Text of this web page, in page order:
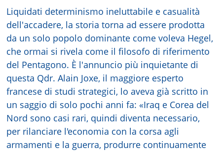
Liquidati determinismo ineluttabile e casualità
dell'accadere, la storia torna ad essere prodotta
da un solo popolo dominante come voleva Hegel,
che ormai si rivela come il filosofo di riferimento
del Pentagono. È l'annuncio più inquietante di
questa Qdr. Alain Joxe, il maggiore esperto
francese di studi strategici, lo aveva già scritto in
un saggio di solo pochi anni fa: «Iraq e Corea del
Nord sono casi rari, quindi diventa necessario,
per rilanciare l'economia con la corsa agli
armamenti e la guerra, produrre continuamente